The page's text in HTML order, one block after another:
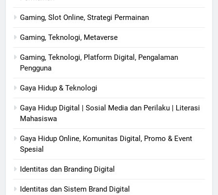
Gaming, Slot Online, Strategi Permainan
Gaming, Teknologi, Metaverse
Gaming, Teknologi, Platform Digital, Pengalaman
Pengguna
Gaya Hidup & Teknologi
Gaya Hidup Digital | Sosial Media dan Perilaku | Literasi
Mahasiswa
Gaya Hidup Online, Komunitas Digital, Promo & Event
Spesial
Identitas dan Branding Digital
Identitas dan Sistem Brand Digital